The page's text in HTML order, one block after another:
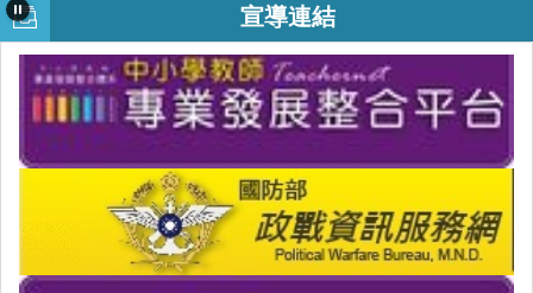
校園平面圖
板中環境簡介
公文附件
人事表單下載
各處室法令規章
各年級導師
防災資訊
防災宣導影片
防災活動錦集
防災相關連結
修繕登記
教室場地預約
本校網路硬碟
新北市親師生平台
新北市數位學習影音網
宣導連結